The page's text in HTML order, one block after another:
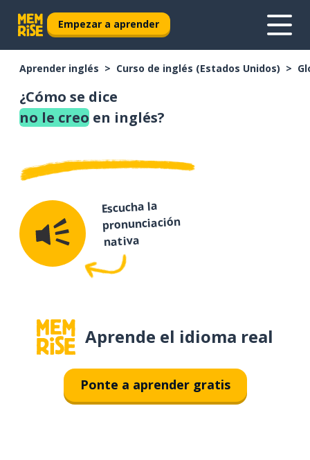
Empezar a aprender
Aprender inglés Curso de inglés (Estados Unidos)
¿Cómo se dice
no le creo en inglés?
Escucha la
pronunciación
nativa
Aprende el idioma real
Ponte a aprender gratis